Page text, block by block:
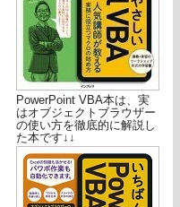
PowerPoint VBA本は、実
はオブジェクトブラウザー
の使い方を徹底的に解説し
た本です↓↓